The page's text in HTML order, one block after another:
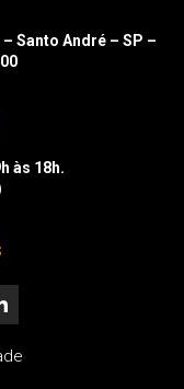
Santo André – SP –
às 18h.